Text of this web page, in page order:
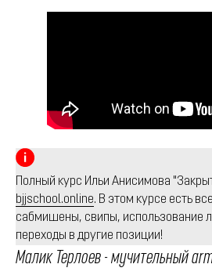
Полный курс Ильи Анисимова
bjjschool.online. В этом курсе есть
сабмишены, свипы, использование
переходы в другие позиции!
Малик Терлоев - мучительный